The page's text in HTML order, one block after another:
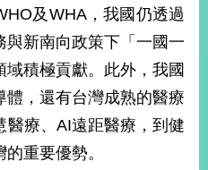
及WHA，我國仍透過
與新南向政策下「一國一
積極貢獻。此外，我國
體，還有台灣成熟的醫療
醫療、AI遠距醫療，到健
重要優勢。